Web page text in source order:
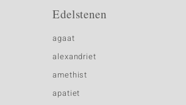
Edelstenen
agaat
alexandriet
amethist
apatiet